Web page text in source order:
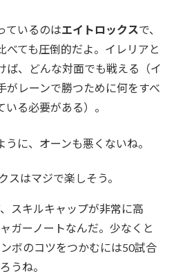
ているのはエイトロックスで、
べても圧倒的だよ。イレリアと
ば、どんな対面でも戦える（イ
がレーンで勝つために何をすべ
る必要がある）。
に、オーンも悪くないね。
スはマジで楽しそう。
スキルキャップが非常に高
ガーノートなんだ。少なくと
ボのコツをつかむには50試合
うね。